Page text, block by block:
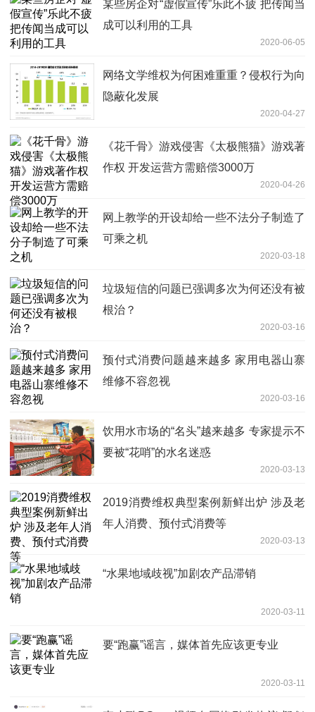
某些房企对“虚假宣传”乐此不疲 把传闻当
成可以利用的工具
2020-06-05
网络文学维权为何困难重重？侵权行为向
隐蔽化发展
2020-04-27
《花千骨》游戏侵害《太极熊猫》游戏著
作权 开发运营方需赔偿3000万
2020-04-26
网上教学的开设却给一些不法分子制造了
可乘之机
2020-03-18
垃圾短信的问题已强调多次为何还没有被
根治？
2020-03-16
预付式消费问题越来越多 家用电器山寨
维修不容忽视
2020-03-16
饮用水市场的“名头”越来越多 专家提示不
要被“花哨”的水名迷惑
2020-03-13
2019消费维权典型案例新鲜出炉 涉及老
年人消费、预付式消费等
2020-03-13
“水果地域歧视”加剧农产品滞销
2020-03-11
要“跑赢”谣言，媒体首先应该更专业
2020-03-11